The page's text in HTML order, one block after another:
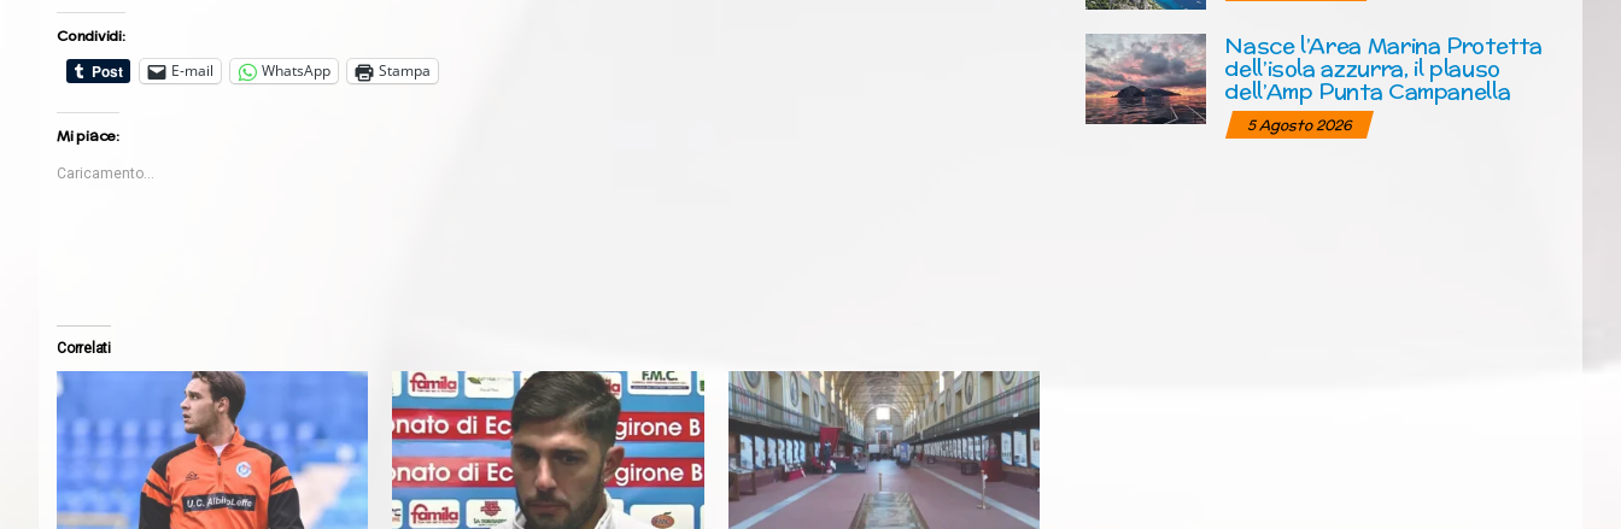
Condividi:
E-mail
WhatsApp Stampa
Mi piace:
Caricamento...
Correlati
Nasce l’Area Marina Protetta
dell’isola azzurra, il plauso
dell’Amp Punta Campanella
5 Agosto 2026